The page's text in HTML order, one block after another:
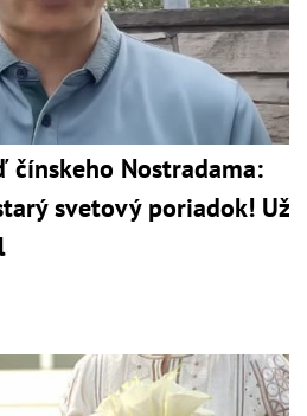
čínskeho Nostradama:
svetový poriadok! Už